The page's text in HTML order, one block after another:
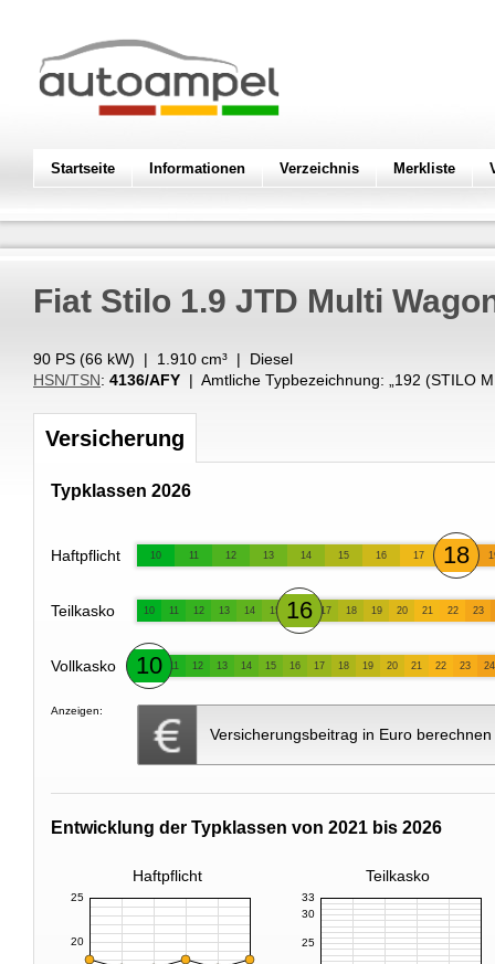
Startseite Informationen Verzeichnis Merkliste
Fiat Stilo 1.9 JTD Multi
90 PS (66 kW) | 1.910 cm³ | Diesel
HSN/TSN: 4136/AFY | Amtliche Typbezeichnung: „ 192 (STILO
Versicherung
Typklassen 2026
Haftpflicht 10 11 12 13 14 15 16 17 18
Teilkasko 10 11 12 13 14 15 16 17 18 19 20 21 22 23
Vollkasko 10 11 12 13 14 15 16 17 18 19 20 21 22 23 24
Anzeigen:
Versicherungsbeitrag in Euro berechnen
Entwicklung der Typklassen von 2021 bis 2026
Haftpflicht Teilkasko
20
25
25
30
33